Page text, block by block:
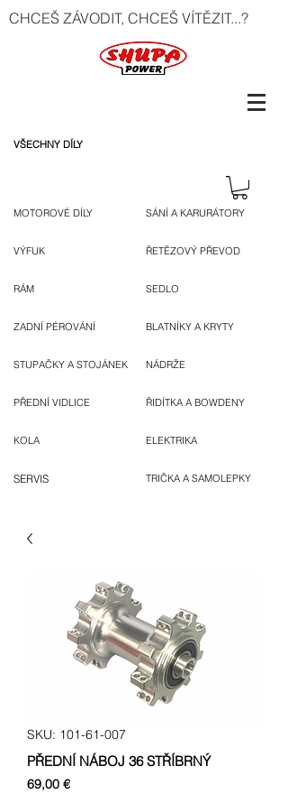
CHCEŠ ZÁVODIT, CHCEŠ VÍTĚZIT...?
VŠECHNY DÍLY
MOTOROVÉ DÍLY
VÝFUK
RÁM
ZADNÍ PÉROVÁNÍ
STUPAČKY A STOJÁNEK
PŘEDNÍ VIDLICE
KOLA
SERVIS
SÁNÍ A KARURÁTORY
ŘETĚZOVÝ PŘEVOD
SEDLO
BLATNÍKY A KRYTY
NÁDRŽE
ŘIDÍTKA A BOWDENY
ELEKTRIKA
TRIČKA A SAMOLEPKY
SKU: 101-61-007
PŘEDNÍ NÁBOJ 36 STŘÍBRNÝ
69,00 €Cena